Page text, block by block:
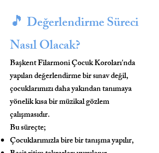
🎵 Değerlendirme Süreci
Nasıl Olacak?
Başkent Filarmoni Çocuk Koroları'nda
yapılan değerlendirme bir sınav değil,
çocuklarımızı daha yakından tanımaya
yönelik kısa bir müzikal gözlem
çalışmasıdır.
Bu süreçte;
Çocuklarımızla bire bir tanışma yapılır,